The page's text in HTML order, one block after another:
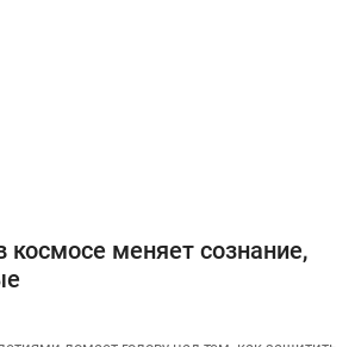
космосе меняет сознание,